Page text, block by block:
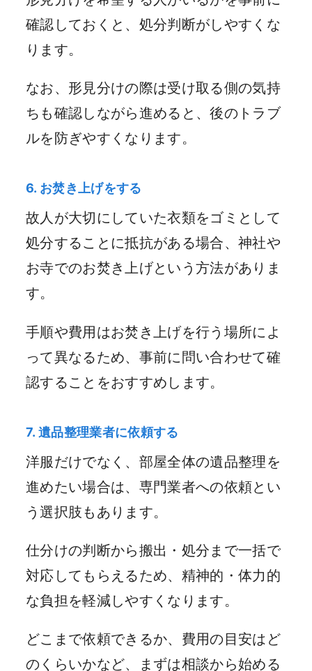
確認しておくと、処分判断がしやすくな
ります。
なお、形見分けの際は受け取る側の気持
ちも確認しながら進めると、後のトラブ
ルを防ぎやすくなります。
6. お焚き上げをする
故人が大切にしていた衣類をゴミとして
処分することに抵抗がある場合、神社や
お寺でのお焚き上げという方法がありま
す。
手順や費用はお焚き上げを行う場所によ
って異なるため、事前に問い合わせて確
認することをおすすめします。
7. 遺品整理業者に依頼する
洋服だけでなく、部屋全体の遺品整理を
進めたい場合は、専門業者への依頼とい
う選択肢もあります。
仕分けの判断から搬出・処分まで一括で
対応してもらえるため、精神的・体力的
な負担を軽減しやすくなります。
どこまで依頼できるか、費用の目安はど
のくらいかなど、まずは相談から始める